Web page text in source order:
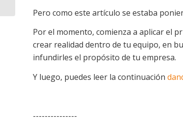
Pero como este artículo se estaba
Por el momento, comienza a aplicar el
crear realidad dentro de tu equipo, en
infundirles el propósito de tu empresa.
Y luego, puedes leer la continuación
---------------